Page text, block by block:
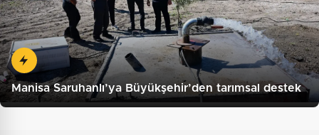
Manisa Saruhanlı’ya Büyükşehir’den tarımsal destek